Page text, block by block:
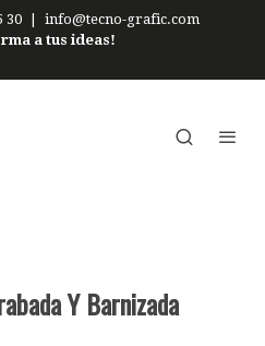
30
info@tecno-grafic.com
a tus ideas!
Y Barnizada